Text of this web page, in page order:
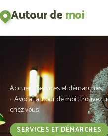
Autour demoi
Accueil
Services et démarches
Avocat autour de moi : trouvez
chez vous
SERVICES ET DÉMARCHES